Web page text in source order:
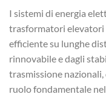
I sistemi di energia
trasformatori elevatori
efficiente su lunghe
rinnovabile e dagli
trasmissione
ruolo fondamentale